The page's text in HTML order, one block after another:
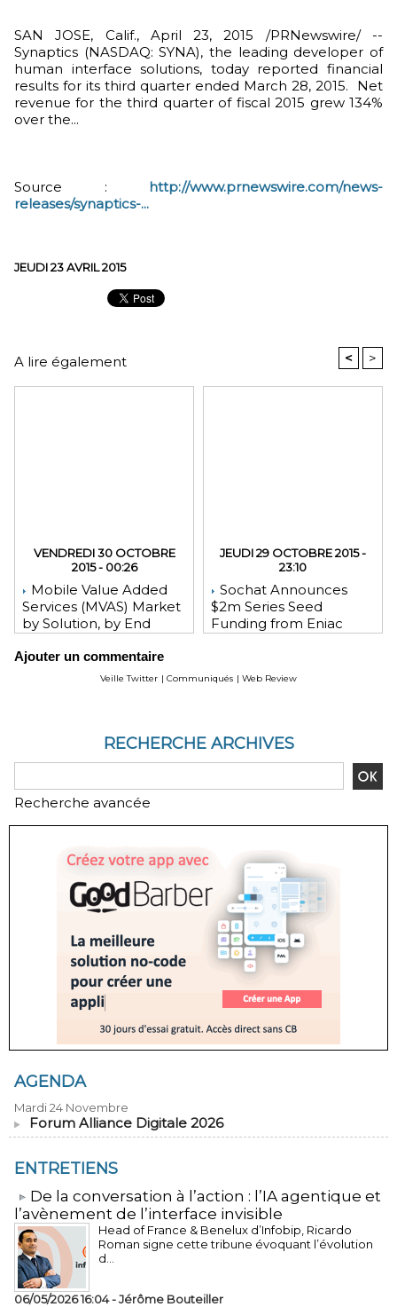
SAN JOSE, Calif., April 23, 2015 /PRNewswire/ --
Synaptics (NASDAQ: SYNA), the leading developer of
human interface solutions, today reported financial
results for its third quarter ended March 28, 2015. Net
revenue for the third quarter of fiscal 2015 grew 134%
over the...
Source : http://www.prnewswire.com/news-
releases/synaptics-...
JEUDI 23 AVRIL 2015
A lire également < >
VENDREDI 30 OCTOBRE
2015 - 00:26
Mobile Value Added
Services (MVAS) Market
by Solution, by End
Geography - Global
Forecast and Analysis to
JEUDI 29 OCTOBRE 2015 -
23:10
Sochat Announces
$2m Series Seed
Funding from Eniac
Zhang
Ajouter un commentaire
Veille Twitter | Communiqués | Web Review
RECHERCHE ARCHIVES
Recherche avancée
AGENDA
Mardi 24 Novembre
Forum Alliance Digitale 2026
ENTRETIENS
​De la conversation à l’action : l’IA agentique et
l’avènement de l’interface invisible
Head of France & Benelux d’Infobip, Ricardo
Roman signe cette tribune évoquant l’évolution
d...
06/05/2026 16:04 -Jérôme Bouteiller